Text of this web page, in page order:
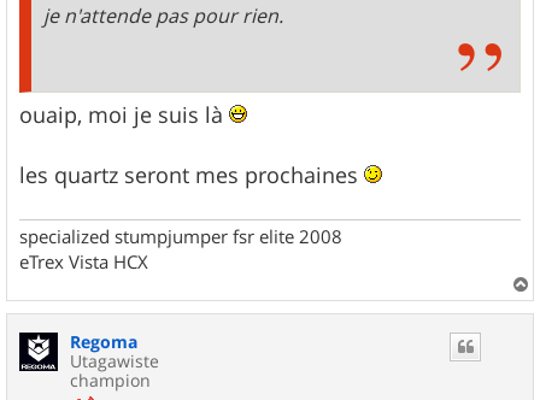
je n'attende pas pour rien.
ouaip, moi je suis là
les quartz seront mes prochaines
specialized stumpjumper fsr elite 2008
eTrex Vista HCX
a
Regoma
Utagawiste
champion